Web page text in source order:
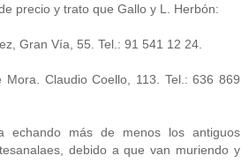
precio y trato que Gallo y L. Herbón:
Gran Vía, 55. Tel.: 91 541 12 24.
Mora. Claudio Coello, 113. Tel.: 636 869
echando más de menos los antiguos
debido a que van muriendo y